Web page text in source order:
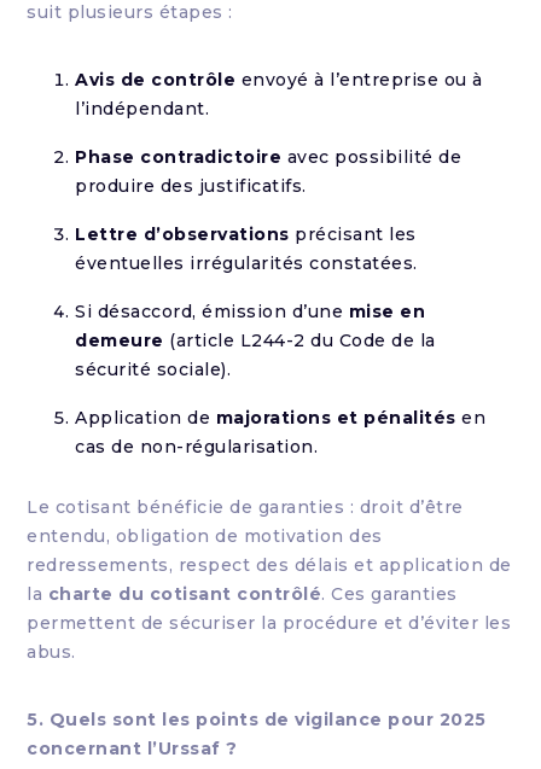
suit plusieurs étapes :
Avis de contrôle envoyé à l’entreprise ou à
l’indépendant.
Phase contradictoire avec possibilité de
produire des justificatifs.
Lettre d’observations précisant les
éventuelles irrégularités constatées.
Si désaccord, émission d’une mise en
demeure (article L244-2 du Code de la
sécurité sociale).
Application de majorations et pénalités en
cas de non-régularisation.
Le cotisant bénéficie de garanties : droit d’être
entendu, obligation de motivation des
redressements, respect des délais et application de
la charte du cotisant contrôlé. Ces garanties
permettent de sécuriser la procédure et d’éviter les
abus.
5. Quels sont les points de vigilance pour 2025
concernant l’Urssaf ?